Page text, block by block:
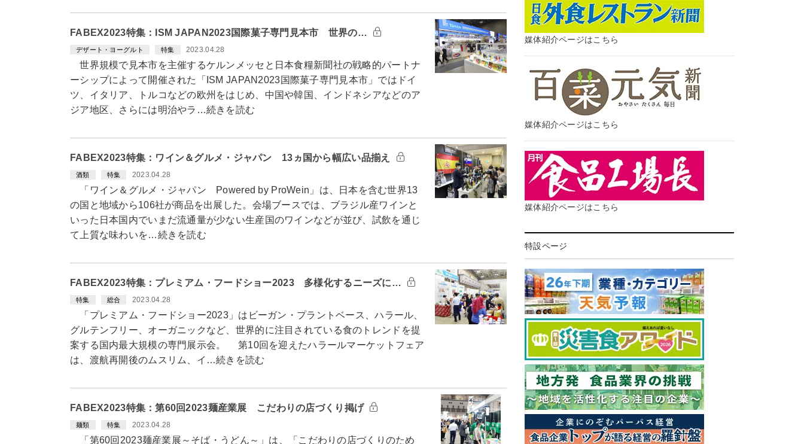
FABEX2023特集：ISM JAPAN2023国際菓子専門見本市 世界の…
デザート・ヨーグルト 特集 2023.04.28
世界規模で見本市を主催するケルンメッセと日本食糧新聞社の戦略的パートナ
ーシップによって開催された「ISM JAPAN2023国際菓子専門見本市」ではドイ
ツ、イタリア、トルコなどの欧州をはじめ、中国や韓国、インドネシアなどのア
ジア地区、さらには明治やラ…続きを読む
FABEX2023特集：ワイン＆グルメ・ジャパン 13ヵ国から幅広い品揃え
酒類 特集 2023.04.28
「ワイン＆グルメ・ジャパン Powered by ProWein」は、日本を含む世界13
の国と地域から106社が商品を出展した。会場ブースでは、ブラジル産ワインと
いった日本国内でいまだ流通量が少ない生産国のワインなどが並び、試飲を通じ
て上質な味わいを…続きを読む
FABEX2023特集：プレミアム・フードショー2023 多様化するニーズに…
特集 総合 2023.04.28
「プレミアム・フードショー2023」はビーガン・プラントベース、ハラール、
グルテンフリー、オーガニックなど、世界的に注目されている食のトレンドを提
案する国内最大規模の専門展示会。 第10回を迎えたハラールマーケットフェア
は、渡航再開後のムスリム、イ…続きを読む
FABEX2023特集：第60回2023麺産業展 こだわりの店づくり掲げ
麺類 特集 2023.04.28
「第60回2023麺産業展～そば・うどん～」は、「こだわりの店づくりのため
媒体紹介ページはこちら
媒体紹介ページはこちら
媒体紹介ページはこちら
特設ページ